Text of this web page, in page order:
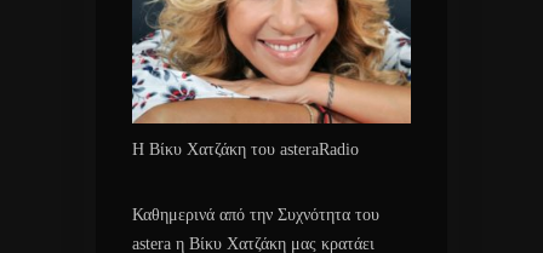
Η Βίκυ Χατζάκη του asteraRadio
Καθημερινά από την Συχνότητα του
astera η Βίκυ Χατζάκη μας κρατάει